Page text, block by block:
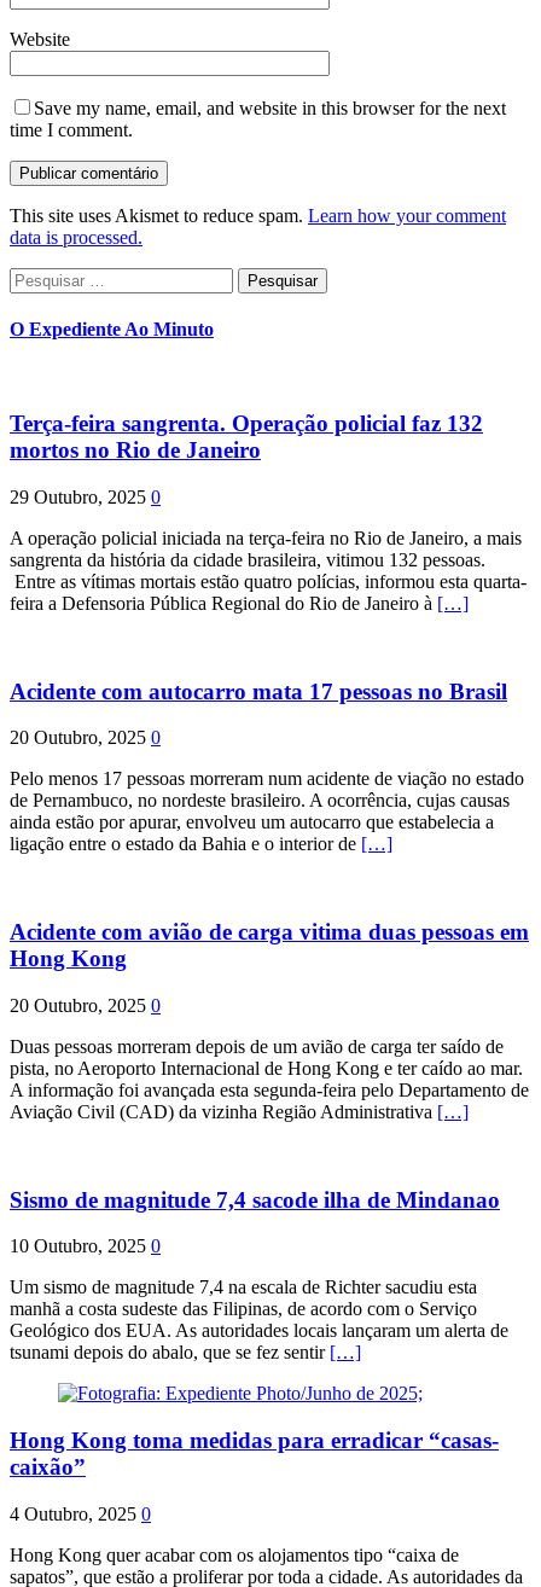
Website
Save my name, email, and website in this browser for the next
time I comment.
This site uses Akismet to reduce spam. Learn how your comment
data is processed.
Pesquisar
por:
O Expediente Ao Minuto
Terça-feira sangrenta. Operação policial faz 132
mortos no Rio de Janeiro
29 Outubro, 2025 0
A operação policial iniciada na terça-feira no Rio de Janeiro, a mais
sangrenta da história da cidade brasileira, vitimou 132 pessoas.
Entre as vítimas mortais estão quatro polícias, informou esta quarta-
feira a Defensoria Pública Regional do Rio de Janeiro à […]
Acidente com autocarro mata 17 pessoas no Brasil
20 Outubro, 2025 0
Pelo menos 17 pessoas morreram num acidente de viação no estado
de Pernambuco, no nordeste brasileiro. A ocorrência, cujas causas
ainda estão por apurar, envolveu um autocarro que estabelecia a
ligação entre o estado da Bahia e o interior de […]
Acidente com avião de carga vitima duas pessoas em
Hong Kong
20 Outubro, 2025 0
Duas pessoas morreram depois de um avião de carga ter saído de
pista, no Aeroporto Internacional de Hong Kong e ter caído ao mar.
A informação foi avançada esta segunda-feira pelo Departamento de
Aviação Civil (CAD) da vizinha Região Administrativa […]
Sismo de magnitude 7,4 sacode ilha de Mindanao
10 Outubro, 2025 0
Um sismo de magnitude 7,4 na escala de Richter sacudiu esta
manhã a costa sudeste das Filipinas, de acordo com o Serviço
Geológico dos EUA. As autoridades locais lançaram um alerta de
tsunami depois do abalo, que se fez sentir […]
Hong Kong toma medidas para erradicar “casas-
caixão”
4 Outubro, 2025 0
Hong Kong quer acabar com os alojamentos tipo “caixa de
sapatos”, que estão a proliferar por toda a cidade. As autoridades da